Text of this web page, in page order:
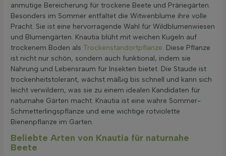
anmutige Bereicherung für trockene Beete und Präriegärten.
Besonders im Sommer entfaltet die Witwenblume ihre volle
Pracht. Sie ist eine hervorragende Wahl für Wildblumenwiesen
und Blumengärten. Knautia blüht mit weichen Kugeln auf
trockenem Boden als Trockenstandortpflanze. Diese Pflanze
ist nicht nur schön, sondern auch funktional, indem sie
Nahrung und Lebensraum für Insekten bietet. Die Staude ist
trockenheitstolerant, wächst mäßig bis schnell und kann sich
leicht verwildern, was sie zu einem idealen Kandidaten für
naturnahe Gärten macht. Knautia ist eine wahre Sommer-
Schmetterlingspflanze und eine wichtige rotviolette
Bienenpflanze im Garten.
Beliebte Arten von Knautia für naturnahe
Beete